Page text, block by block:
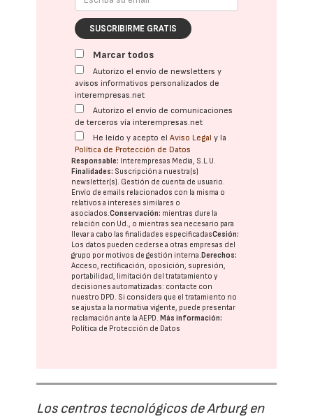
SUSCRIBIRME GRATIS
Marcar todos
Autorizo el envío de newsletters y
avisos informativos personalizados de
interempresas.net
Autorizo el envío de comunicaciones
de terceros vía interempresas.net
He leído y acepto elAviso Legal y la
Política de Protección de Datos
Responsable: Interempresas Media, S.L.U.
Finalidades: Suscripción a nuestra(s)
newsletter(s). Gestión de cuenta de usuario.
Envío de emails relacionados con la misma o
relativos a intereses similares o
asociados.Conservación: mientras dure la
relación con Ud., o mientras sea necesario para
llevar a cabo las finalidades especificadasCesión:
Los datos pueden cederse a otras empresas del
grupo por motivos de gestión interna. Derechos:
Acceso, rectificación, oposición, supresión,
portabilidad, limitación del tratatamiento y
decisiones automatizadas: contacte con
nuestro DPD. Si considera que el tratamiento no
se ajusta a la normativa vigente, puede presentar
reclamación ante laAEPD. Más información:
Política de Protección de Datos
Los centros tecnológicos de Arburg en